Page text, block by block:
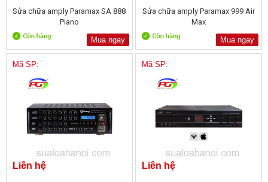
Sửa chữa amply Paramax SA 888
Piano
Mua ngay
Sửa chữa amply Paramax 999 Air
Max
Mua ngay
Mã SP:
Liên hệ
Mã SP:
Liên hệ